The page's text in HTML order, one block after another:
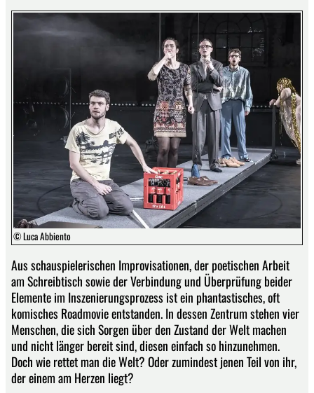
© Luca Abbiento
Aus schauspielerischen Improvisationen, der poetischen Arbeit
am Schreibtisch sowie der Verbindung und Überprüfung beider
Elemente im Inszenierungsprozess ist ein phantastisches, oft
komisches Roadmovie entstanden. In dessen Zentrum stehen vier
Menschen, die sich Sorgen über den Zustand der Welt machen
und nicht länger bereit sind, diesen einfach so hinzunehmen.
Doch wie rettet man die Welt? Oder zumindest jenen Teil von ihr,
der einem am Herzen liegt?